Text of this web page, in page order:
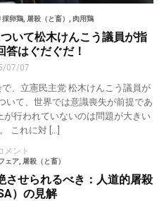
採卵鶏, 屠殺（と畜） 肉用鶏
いて松木けんこう議員が指
答はぐだぐだ！
07/07
、立憲民主党 松木けんこう議員が
いて、世界では意識喪失が前提であ
行われていないのは問題が大きい
これに対 […]
メント
ェア, 屠殺（と畜）
させられるべき：人道的屠殺
）の見解